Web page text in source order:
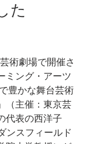
た
術劇場で開催さ
ミング・アーツ
豊かな舞台芸術
（主催：東京芸
代表の西洋子
ンスフィールド